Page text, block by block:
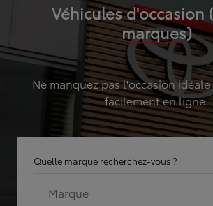
Véhicules d'occasion
marques)
Ne manquez pas l'occasion idéale
facilement en ligne.
Quelle marque recherchez-vous ?
Marque